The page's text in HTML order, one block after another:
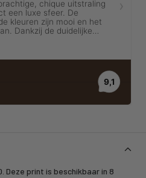
Deze print is beschikbaar in 8